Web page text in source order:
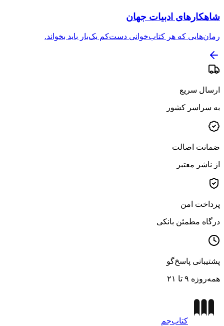
شاهکارهای ادبیات جهان
رمان‌هایی که هر کتاب‌خوانی دست‌کم یک‌بار باید بخواند.
ارسال سریع
به سراسر کشور
ضمانت اصالت
از ناشر معتبر
پرداخت امن
درگاه مطمئن بانکی
پشتیبانی پاسخ‌گو
همه‌روزه ۹ تا ۲۱
کتاب‌جم